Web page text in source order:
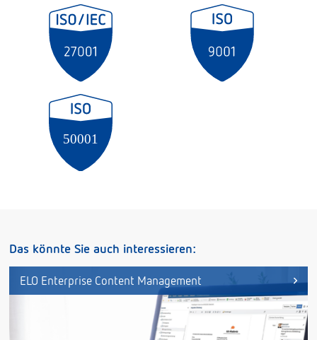
Das könnte Sie auch interessieren:
ELO Enterprise Content Management